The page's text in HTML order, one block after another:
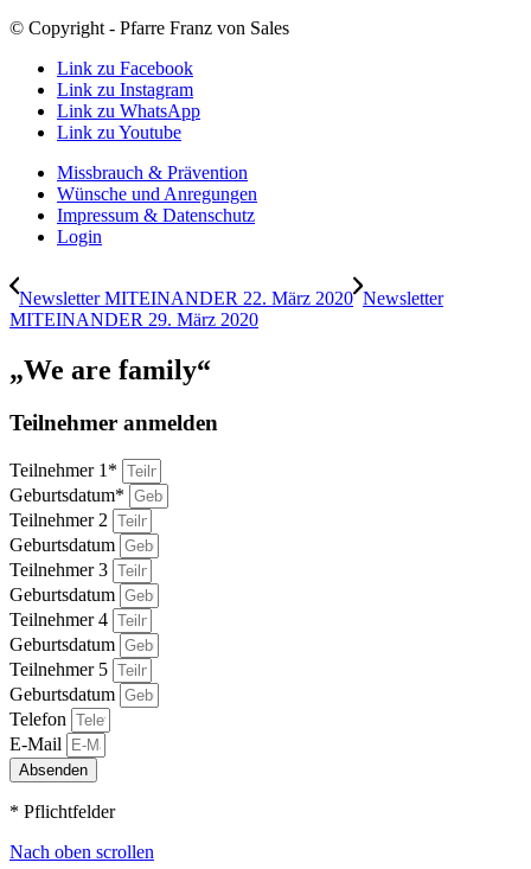
© Copyright - Pfarre Franz von Sales
Link zu Facebook
Link zu Instagram
Link zu WhatsApp
Link zu Youtube
Missbrauch & Prävention
Wünsche und Anregungen
Impressum & Datenschutz
Login
Newsletter MITEINANDER 22. März 2020 Newsletter
MITEINANDER 29. März 2020
„We are family“
Teilnehmer anmelden
Teilnehmer 1*
Geburtsdatum*
Teilnehmer 2
Geburtsdatum
Teilnehmer 3
Geburtsdatum
Teilnehmer 4
Geburtsdatum
Teilnehmer 5
Geburtsdatum
Telefon
E-Mail
Absenden
* Pflichtfelder
Nach oben scrollen